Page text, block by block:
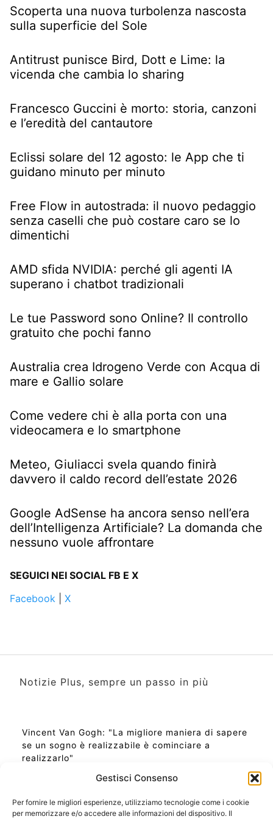
Gestisci Consenso
Per fornire le migliori esperienze, utilizziamo tecnologie come i cookie
per memorizzare e/o accedere alle informazioni del dispositivo. Il
Scoperta una nuova turbolenza nascosta
sulla superficie del Sole
Antitrust punisce Bird, Dott e Lime: la
vicenda che cambia lo sharing
Francesco Guccini è morto: storia, canzoni
e l’eredità del cantautore
Eclissi solare del 12 agosto: le App che ti
guidano minuto per minuto
Free Flow in autostrada: il nuovo pedaggio
senza caselli che può costare caro se lo
dimentichi
AMD sfida NVIDIA: perché gli agenti IA
superano i chatbot tradizionali
Le tue Password sono Online? Il controllo
gratuito che pochi fanno
Australia crea Idrogeno Verde con Acqua di
mare e Gallio solare
Come vedere chi è alla porta con una
videocamera e lo smartphone
Meteo, Giuliacci svela quando finirà
davvero il caldo record dell’estate 2026
Google AdSense ha ancora senso nell’era
dell’Intelligenza Artificiale? La domanda che
nessuno vuole affrontare
SEGUICI NEI SOCIAL FB E X
Facebook
X
Notizie Plus, sempre un passo in più
Vincent Van Gogh: "La migliore maniera di sapere
se un sogno è realizzabile è cominciare a
realizzarlo"
Ora Esatta in Italia in questo momento